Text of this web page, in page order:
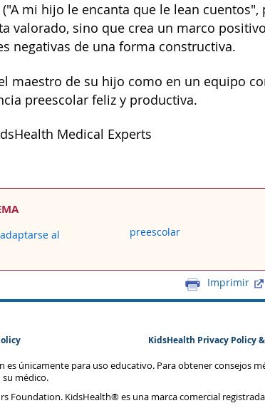
mi hijo le encanta que le lean
valorado, sino que crea un marco
negativas de una forma constructiva.
maestro de su hijo como en un equipo
preescolar feliz y productiva.
Medical Experts
al preescolar
Imprimir
KidsHealth Privacy Policy
es únicamente para uso educativo. Para obtener consejos
su médico.
Foundation. KidsHealth® es una marca comercial